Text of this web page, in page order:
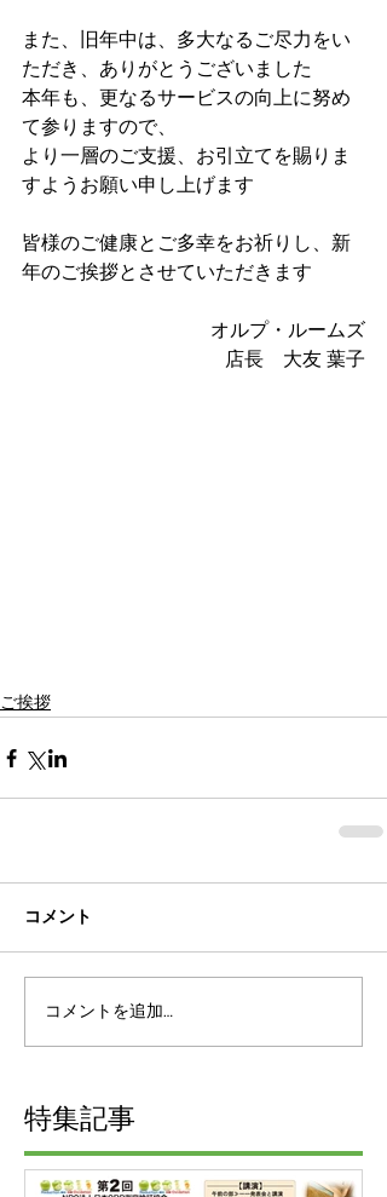
また、旧年中は、多大なるご尽力をい
ただき、ありがとうございました
本年も、更なるサービスの向上に努め
て参りますので、
より一層のご支援、お引立てを賜りま
すようお願い申し上げます
皆様のご健康とご多幸をお祈りし、新
年のご挨拶とさせていただきます
オルプ・ルームズ
店長　大友 葉子
ご挨拶
コメント
コメントを追加…
特集記事